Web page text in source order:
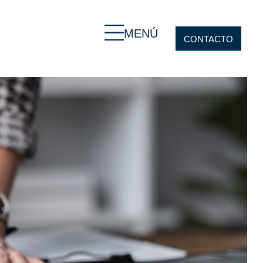
MENÚ CONTACTO